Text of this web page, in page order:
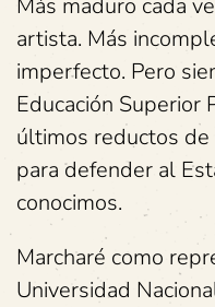
Más maduro cada
artista. Más
imperfecto. Pero
Educación Superior
últimos reductos
para defender al
conocimos.
Marcharé como
Universidad